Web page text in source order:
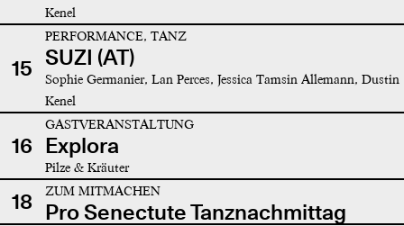
Kenel
15
PERFORMANCE, TANZ
SUZI (AT)
Sophie Germanier, Lan Perces, Jessica Tamsin Allemann, Dustin
Kenel
16
GASTVERANSTALTUNG
Explora
Pilze & Kräuter
18 ZUM MITMACHEN
Pro Senectute Tanznachmittag